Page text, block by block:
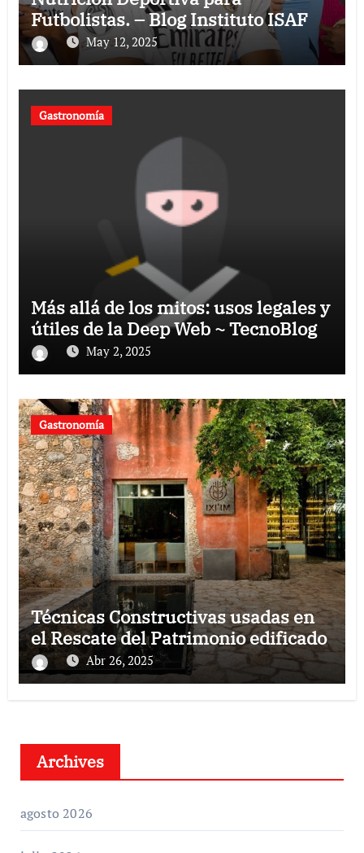
Futbolistas. – Blog Instituto ISAF
May 12, 2025
Gastronomía
Más allá de los mitos: usos legales y
útiles de la Deep Web ~ TecnoBlog
May 2, 2025
Gastronomía
Técnicas Constructivas usadas en
el Rescate del Patrimonio edificado
Abr 26, 2025
Archives
agosto 2026